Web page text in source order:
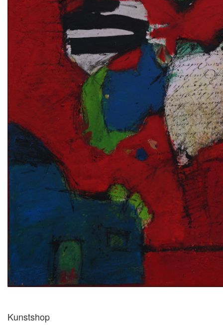
Kunstshop